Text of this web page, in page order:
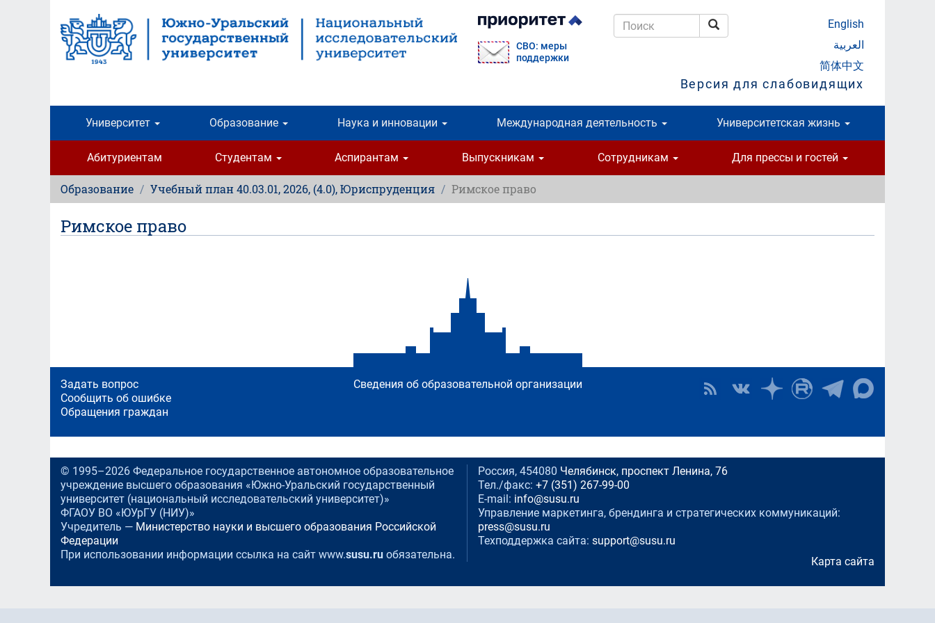
содержанию
СВО: меры
поддержки
Поиск
English
العربية
简体中文
Версия для слабовидящих
Университет Образование Наука и инновации Международная деятельность Университетская жизнь
Абитуриентам Студентам Аспирантам Выпускникам Сотрудникам Для прессы и гостей
Образование Учебный план 40.03.01, 2026, (4.0), Юриспруденция Римское право
Римское право
Сведения об образовательной организации
Задать вопрос
Сообщить об ошибке
Обращения граждан
© 1995–2026 Федеральное государственное автономное образовательное
учреждение высшего образования «Южно-Уральский государственный
университет (национальный исследовательский университет)»
ФГАОУ ВО «ЮУрГУ (НИУ)»
Учредитель — Министерство науки и высшего образования Российской
Федерации
При использовании информации ссылка на сайт www.susu.ru обязательна.
Россия, 454080 Челябинск, проспект Ленина, 76
Тел./факс: +7 (351) 267-99-00
E-mail: info@susu.ru
Управление маркетинга, брендинга и стратегических коммуникаций:
press@susu.ru
Техподдержка сайта: support@susu.ru
Карта сайта